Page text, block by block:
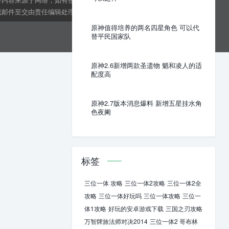
原神值得培养的两名四星角色 可以代
替平民国家队
原神2.6新增两款圣遗物 魈和凌人的适
配度高
原神2.7版本消息爆料 新增五星挂水角
色夜阑
标签
三位一体 攻略 三位一体2攻略 三位一体2全
攻略 三位一体好玩吗 三位一体攻略 三位一
体1攻略 好玩的安卓游戏下载 三国之刃攻略
万智牌旅法师对决2014 三位一体2 哥布林
件至交由责任编辑处理。kens24dft@hotmail.com